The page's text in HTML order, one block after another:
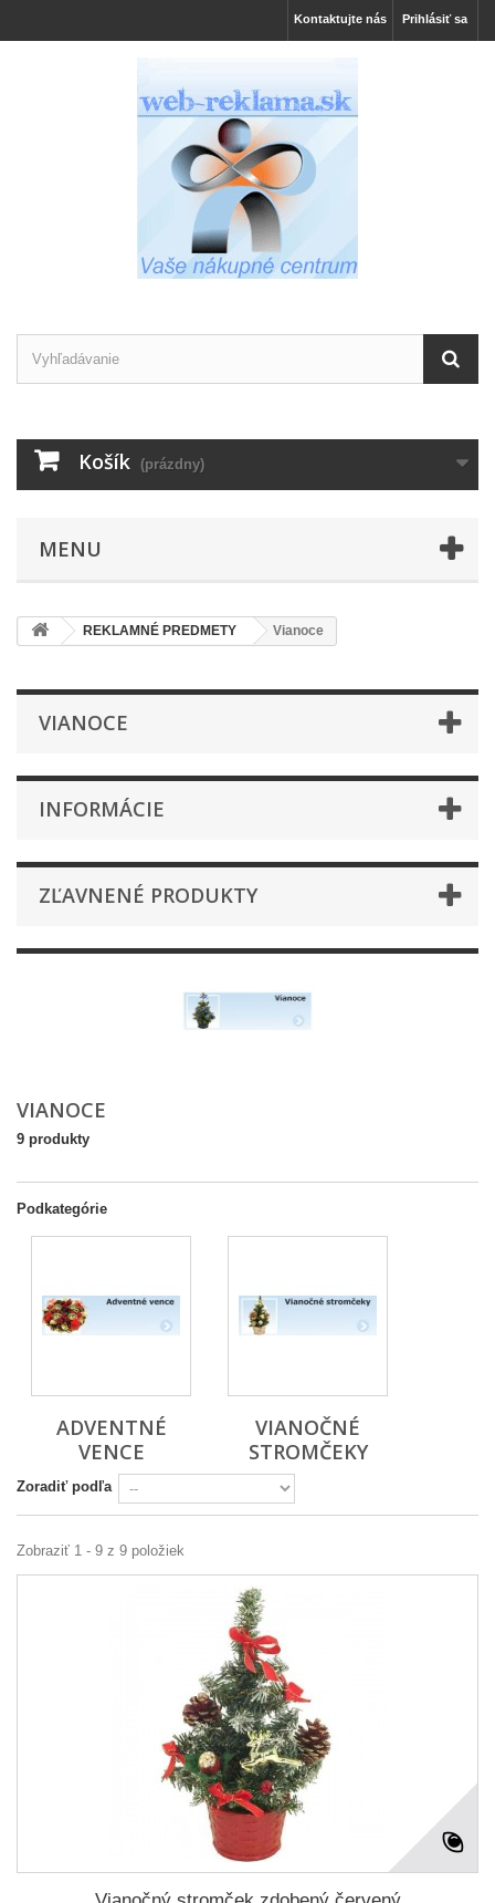
Prihlásiť sa
Kontaktujte nás
Košík (prázdny)
MENU
REKLAMNÉ PREDMETY Vianoce
VIANOCE
INFORMÁCIE
ZĽAVNENÉ PRODUKTY
VIANOCE
9 produkty
Podkategórie
ADVENTNÉ
VENCE
VIANOČNÉ
STROMČEKY
Zoradiť podľa
Zobraziť 1 - 9 z 9 položiek